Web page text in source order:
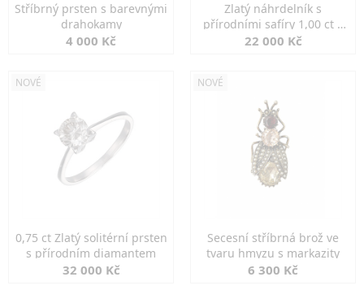
Stříbrný prsten s barevnými
drahokamy
4 000 Kč
Zlatý náhrdelník s
přírodními safíry 1,00 ct a
diamanty
22 000 Kč
NOVÉ
0,75 ct Zlatý solitérní prsten
s přírodním diamantem
32 000 Kč
NOVÉ
Secesní stříbrná brož ve
tvaru hmyzu s markazity
6 300 Kč